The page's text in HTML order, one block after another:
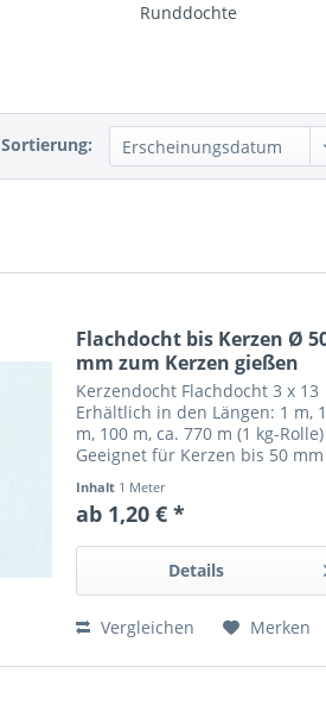
Runddochte
Sortierung:
Flachdocht bis Kerzen Ø
mm zum Kerzen gießen
Kerzendocht Flachdocht 3 x 13
Erhältlich in den Längen: 1 m,
m, 100 m, ca. 770 m (1 kg-Rolle)
Geeignet für Kerzen bis 50 mm
selber gießen und Kerzen
herstellen wollen Ideal zum
Kerzen tauchen und Kerzen...
Inhalt 1 Meter
ab 1,20 € *
Details
Vergleichen Merken